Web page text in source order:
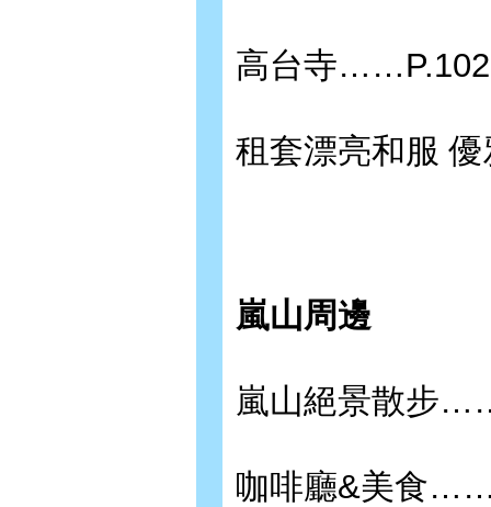
高台寺……P.102
租套漂亮和服
嵐山周邊
嵐山絕景散步
咖啡廳&美食